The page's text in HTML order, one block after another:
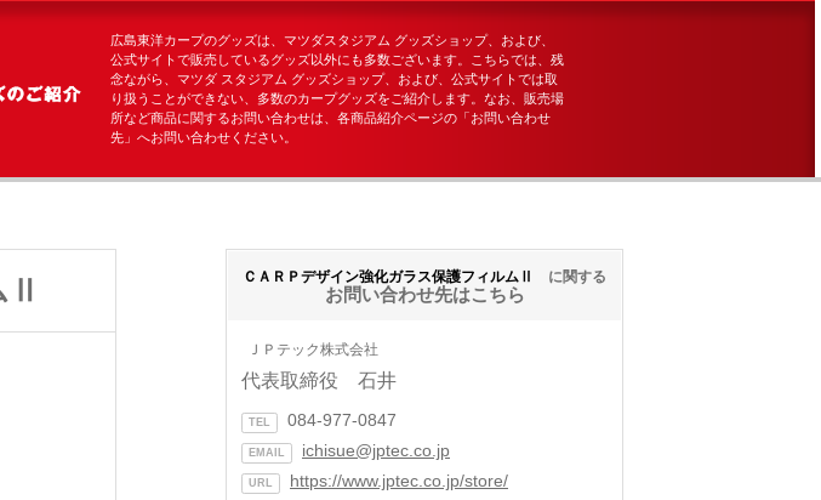
広島東洋カープのグッズは、マツダスタジアム グッズショップ、および、
公式サイトで販売しているグッズ以外にも多数ございます。こちらでは、残
念ながら、マツダ スタジアム グッズショップ、および、公式サイトでは取
り扱うことができない、多数のカープグッズをご紹介します。なお、販売場
所など商品に関するお問い合わせは、各商品紹介ページの「お問い合わせ
先」へお問い合わせください。
Ⅱ ＣＡＲＰデザイン強化ガラス保護フィルムⅡ に関する
お問い合わせ先はこちら
ＪＰテック株式会社
代表取締役 石井
TEL 084-977-0847
EMAIL ichisue@jptec.co.jp
URL https://www.jptec.co.jp/store/